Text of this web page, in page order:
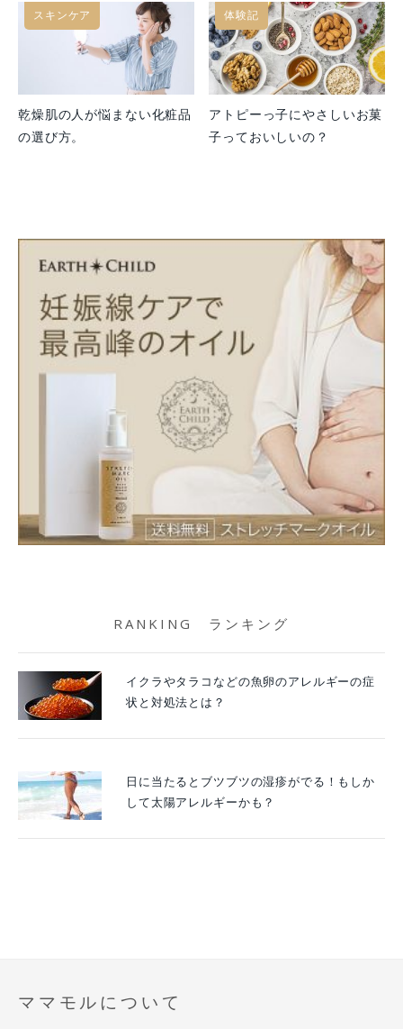
スキンケア
乾燥肌の人が悩まない化粧品
の選び方。
体験記
アトピーっ子にやさしいお菓
子っておいしいの？
RANKING ランキング
イクラやタラコなどの魚卵のアレルギーの症
状と対処法とは？
日に当たるとブツブツの湿疹がでる！もしか
して太陽アレルギーかも？
ママモルについて